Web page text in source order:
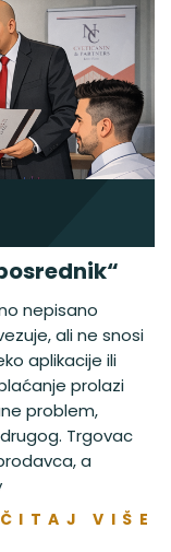
nepisano
ali ne snosi
aplikacije ili
prolazi
problem,
Trgovac
a
VIŠE